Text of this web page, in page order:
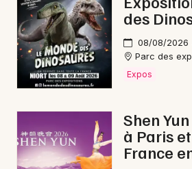
Soirées
Sorties famille
Sorties & loisirs
Marché de Noël en Provence-
Strasbourg
Toulouse
Toutes les villes
des
08/08/
Parc des
Expos
Shen
à Paris
France